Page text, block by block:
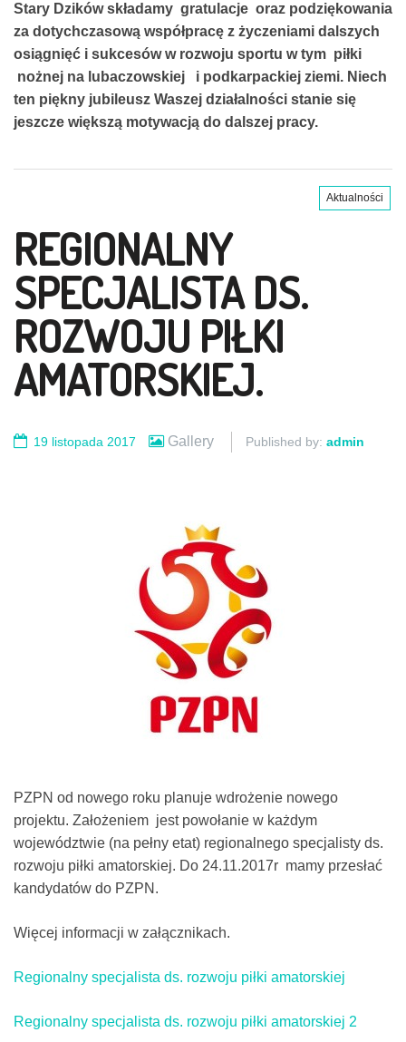
Stary Dzików składamy gratulacje oraz podziękowania
za dotychczasową współpracę z życzeniami dalszych
osiągnięć i sukcesów w rozwoju sportu w tym piłki
nożnej na lubaczowskiej i podkarpackiej ziemi. Niech
ten piękny jubileusz Waszej działalności stanie się
jeszcze większą motywacją do dalszej pracy.
Aktualności
REGIONALNY
SPECJALISTA DS.
ROZWOJU PIŁKI
AMATORSKIEJ.
19 listopada 2017 Gallery Published by: admin
PZPN od nowego roku planuje wdrożenie nowego
projektu. Założeniem jest powołanie w każdym
województwie (na pełny etat) regionalnego specjalisty ds.
rozwoju piłki amatorskiej. Do 24.11.2017r mamy przesłać
kandydatów do PZPN.
Więcej informacji w załącznikach.
Regionalny specjalista ds. rozwoju piłki amatorskiej
Regionalny specjalista ds. rozwoju piłki amatorskiej 2